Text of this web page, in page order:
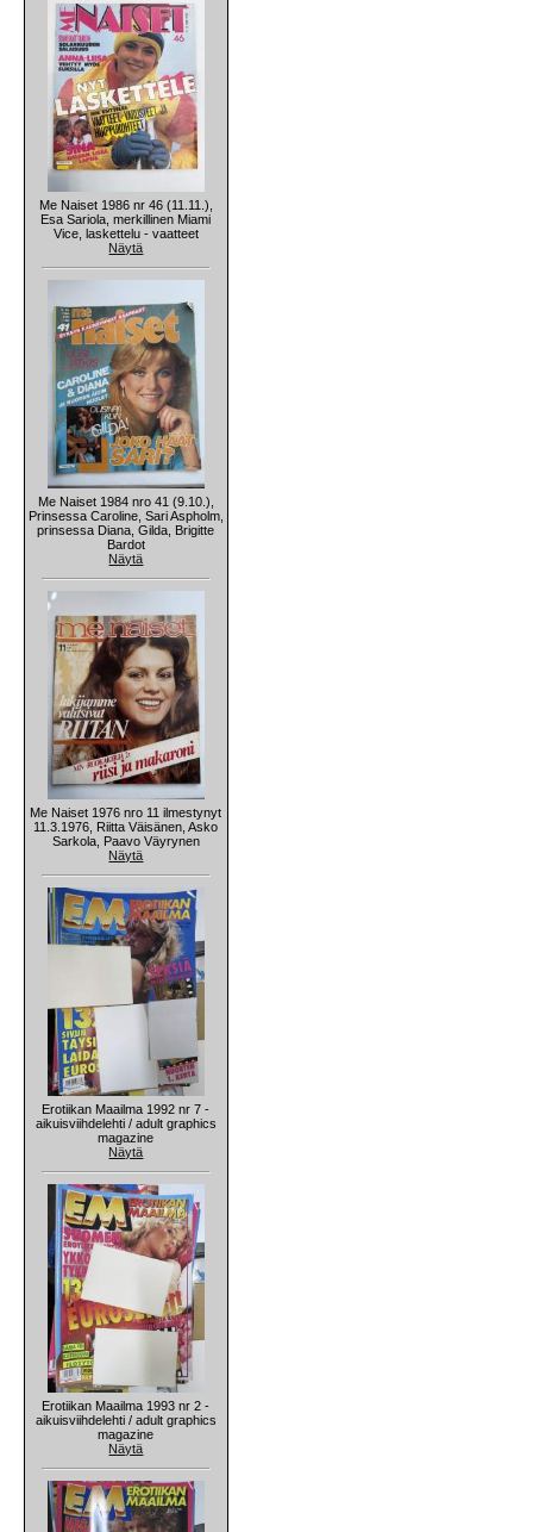
Me Naiset 1986 nr 46 (11.11.),
Esa Sariola, merkillinen Miami
Vice, laskettelu - vaatteet
Näytä
Me Naiset 1984 nro 41 (9.10.),
Prinsessa Caroline, Sari Aspholm,
prinsessa Diana, Gilda, Brigitte
Bardot
Näytä
Me Naiset 1976 nro 11 ilmestynyt
11.3.1976, Riitta Väisänen, Asko
Sarkola, Paavo Väyrynen
Näytä
Erotiikan Maailma 1992 nr 7 -
aikuisviihdelehti / adult graphics
magazine
Näytä
Erotiikan Maailma 1993 nr 2 -
aikuisviihdelehti / adult graphics
magazine
Näytä